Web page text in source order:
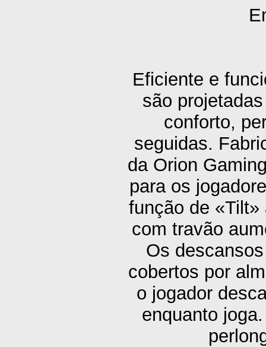
Eficiente e
são
conforto,
seguidas.
da Orion
para os
função de «Tilt»
com travão
Os
cobertos por
o jogador
enquanto